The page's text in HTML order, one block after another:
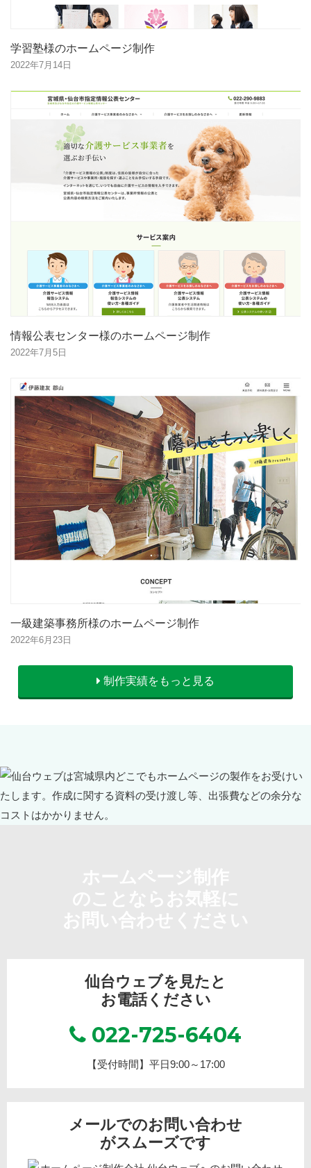
学習塾様のホームページ制作
2022年7月14日
情報公表センター様のホームページ制作
2022年7月5日
一級建築事務所様のホームページ制作
2022年6月23日
制作実績をもっと見る
仙台ウェブを見たと
お電話ください
022-725-6404
【受付時間】平日9:00～17:00
メールでのお問い合わせ
がスムーズです